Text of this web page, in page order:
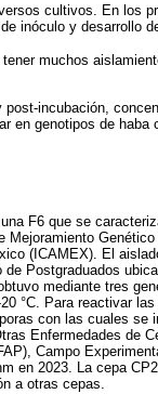
cultivos. En los
inóculo y desarrollo
muchos
incubación,
en genotipos de haba
F6 que se
Mejoramiento
(ICAMEX). El
Postgraduados
mediante tres
°C. Para reactivar
con las cuales se
Enfermedades de
Campo
en 2023. La cepa
a otras cepas.